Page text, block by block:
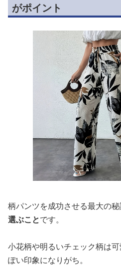
がポイント
柄パンツを成功させる最大の秘
選ぶことです。
小花柄や明るいチェック柄は
ぽい印象になりがち。